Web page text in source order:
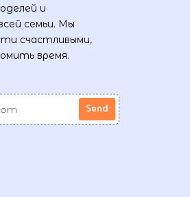
и
семьи. Мы
счастливыми,
время.